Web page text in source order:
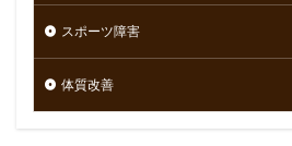
スポーツ障害
体質改善